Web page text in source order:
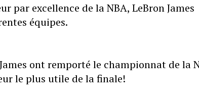
par excellence de la NBA, LeBron James
équipes.
ont remporté le championnat de la
le plus utile de la finale!